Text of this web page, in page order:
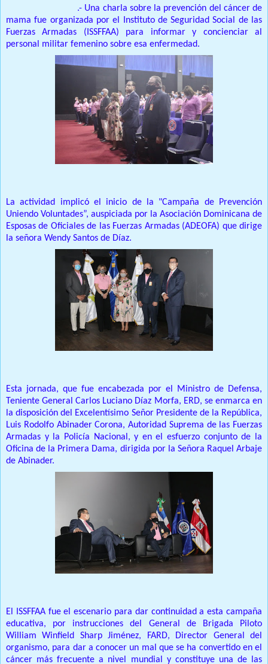
.- Una charla sobre la prevención del cáncer de
mama fue organizada por el Instituto de Seguridad Social de las
Fuerzas Armadas (ISSFFAA) para informar y concienciar al
personal militar femenino sobre esa enfermedad.
La actividad implicó el inicio de la "Campaña de Prevención
Uniendo Voluntades”, auspiciada por la Asociación Dominicana de
Esposas de Oficiales de las Fuerzas Armadas (ADEOFA) que dirige
la señora Wendy Santos de Díaz.
Esta jornada, que fue encabezada por el Ministro de Defensa,
Teniente General Carlos Luciano Díaz Morfa, ERD, se enmarca en
la disposición del Excelentísimo Señor Presidente de la República,
Luis Rodolfo Abinader Corona, Autoridad Suprema de las Fuerzas
Armadas y la Policía Nacional, y en el esfuerzo conjunto de la
Oficina de la Primera Dama, dirigida por la Señora Raquel Arbaje
de Abinader.
El ISSFFAA fue el escenario para dar continuidad a esta campaña
educativa, por instrucciones del General de Brigada Piloto
William Winfield Sharp Jiménez, FARD, Director General del
organismo, para dar a conocer un mal que se ha convertido en el
cáncer más frecuente a nivel mundial y constituye una de las